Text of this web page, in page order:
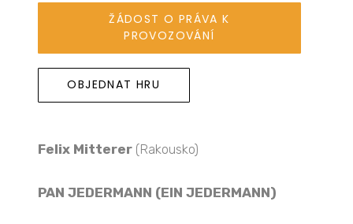
ŽÁDOST O PRÁVA K
PROVOZOVÁNÍ
OBJEDNAT HRU
Felix Mitterer (Rakousko)
PAN JEDERMANN (EIN JEDERMANN)